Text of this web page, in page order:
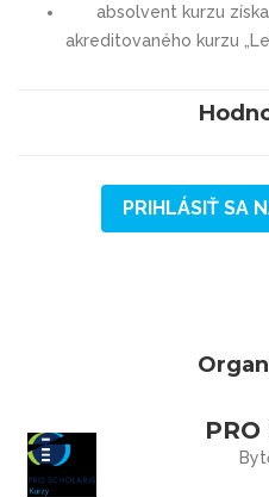
absolvent kurzu
akreditovaného kurzu
PRIHLÁSIŤ SA
PRO